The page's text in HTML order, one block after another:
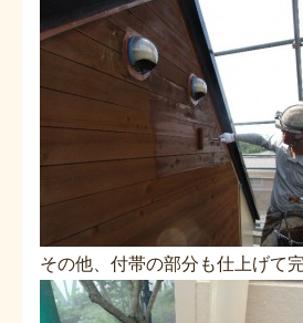
その他、付帯の部分も仕上げて